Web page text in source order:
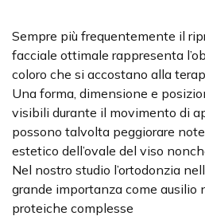
Sempre più frequentemente il
facciale ottimale rappresenta
coloro che si accostano alla
Una forma, dimensione e
visibili durante il movimento di
possono talvolta peggiorare
estetico dell’ovale del viso
Nel nostro studio l’ortodonzia
grande importanza come ausilio
proteiche complesse